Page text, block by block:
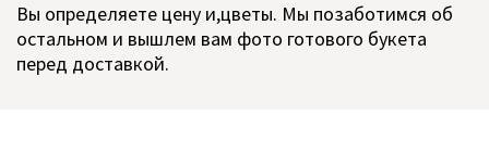
Вы определяете цену и,цветы. Мы позаботимся об
остальном и вышлем вам фото готового букета
перед доставкой.